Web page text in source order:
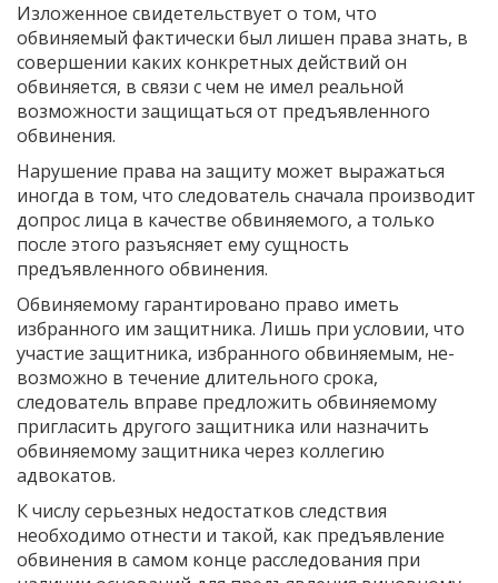
Изложенное свидетельствует о том, что
обвиняемый фактически был ли­шен права знать, в
совершении каких конкретных действий он
обвиняется, в связи с чем не имел реальной
возможности защищаться от предъявленного
обвинения.
Нарушение права на защиту может выражаться
иногда в том, что следова­тель сначала производит
допрос лица в качестве обвиняемого, а только
после этого разъясняет ему сущность
предъявленного обвинения.
Обвиняемому гарантировано право иметь
избранного им защитника. Лишь при условии, что
участие защитника, избранного обвиняемым, не­
возможно в течение длительного срока,
следователь вправе предложить обвиняемому
пригласить другого защитника или назначить
обвиняемому защитника через коллегию
адвокатов.
К числу серьезных недостатков следствия
необходимо отнести и такой, как предъявление
обвинения в самом конце расследования при